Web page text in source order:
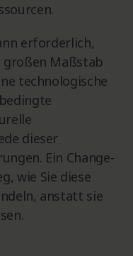
erforderlich,
großen Maßstab
technologische
dieser
Ein Change-
wie Sie diese
anstatt sie